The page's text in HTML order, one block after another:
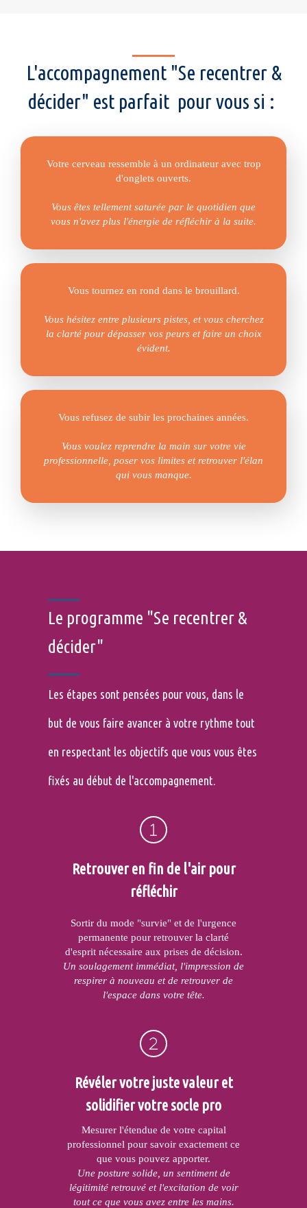
L'accompagnement "Se recentrer &
décider" est parfait pour vous si :
Votre cerveau ressemble à un ordinateur avec trop
d'onglets ouverts.
Vous êtes tellement saturée par le quotidien que
vous n'avez plus l'énergie de réfléchir à la suite.
Vous tournez en rond dans le brouillard.
Vous hésitez entre plusieurs pistes, et vous cherchez
la clarté pour dépasser vos peurs et faire un choix
évident.
Vous refusez de subir les prochaines années.
Vous voulez reprendre la main sur votre vie
professionnelle, poser vos limites et retrouver l'élan
qui vous manque.
Le programme "Se recentrer &
décider"
Les étapes sont pensées pour vous, dans le
but de vous faire avancer à votre rythme tout
en respectant les objectifs que vous vous êtes
fixés au début de l'accompagnement.
Retrouver en fin de l'air pour
réfléchir
Sortir du mode "survie" et de l'urgence
permanente pour retrouver la clarté
d'esprit nécessaire aux prises de décision.
Un soulagement immédiat, l'impression de
respirer à nouveau et de retrouver de
l'espace dans votre tête.
Révéler votre juste valeur et
solidifier votre socle pro
Mesurer l'étendue de votre capital
professionnel pour savoir exactement ce
que vous pouvez apporter.
Une posture solide, un sentiment de
légitimité retrouvé et l'excitation de voir
tout ce que vous avez entre les mains.